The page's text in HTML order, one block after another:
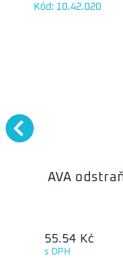
AVA
Kód: 10.42.020
55.54 Kč
s DPH